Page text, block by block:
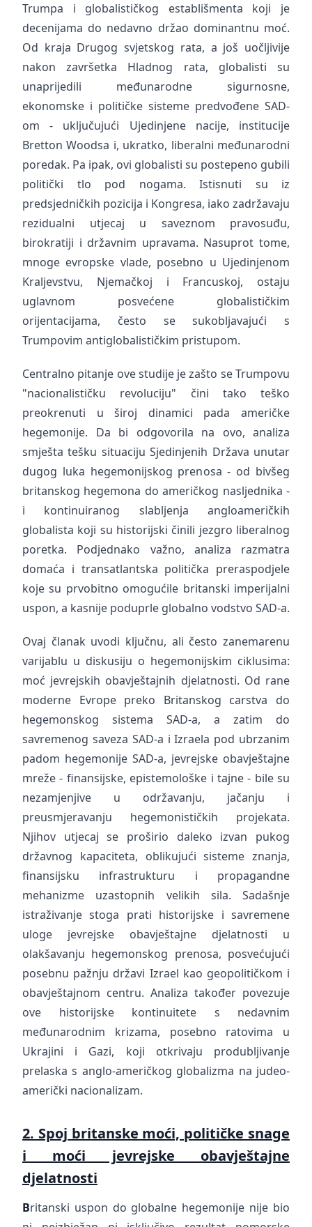
Trumpa i globalističkog establišmenta koji je
decenijama do nedavno držao dominantnu moć.
Od kraja Drugog svjetskog rata, a još uočljivije
nakon završetka Hladnog rata, globalisti su
unaprijedili međunarodne sigurnosne,
ekonomske i političke sisteme predvođene SAD-
om - uključujući Ujedinjene nacije, institucije
Bretton Woodsa i, ukratko, liberalni međunarodni
poredak. Pa ipak, ovi globalisti su postepeno gubili
politički tlo pod nogama. Istisnuti su iz
predsjedničkih pozicija i Kongresa, iako zadržavaju
rezidualni utjecaj u saveznom pravosuđu,
birokratiji i državnim upravama. Nasuprot tome,
mnoge evropske vlade, posebno u Ujedinjenom
Kraljevstvu, Njemačkoj i Francuskoj, ostaju
uglavnom posvećene globalističkim
orijentacijama, često se sukobljavajući s
Trumpovim antiglobalističkim pristupom.
Centralno pitanje ove studije je zašto se Trumpovu
"nacionalističku revoluciju" čini tako teško
preokrenuti u široj dinamici pada američke
hegemonije. Da bi odgovorila na ovo, analiza
smješta tešku situaciju Sjedinjenih Država unutar
dugog luka hegemonijskog prenosa - od bivšeg
britanskog hegemona do američkog nasljednika -
i kontinuiranog slabljenja angloameričkih
globalista koji su historijski činili jezgro liberalnog
poretka. Podjednako važno, analiza razmatra
domaća i transatlantska politička preraspodjele
koje su prvobitno omogućile britanski imperijalni
uspon, a kasnije poduprle globalno vodstvo SAD-a.
Ovaj članak uvodi ključnu, ali često zanemarenu
varijablu u diskusiju o hegemonijskim ciklusima:
moć jevrejskih obavještajnih djelatnosti. Od rane
moderne Evrope preko Britanskog carstva do
hegemonskog sistema SAD-a, a zatim do
savremenog saveza SAD-a i Izraela pod ubrzanim
padom hegemonije SAD-a, jevrejske obavještajne
mreže - finansijske, epistemološke i tajne - bile su
nezamjenjive u održavanju, jačanju i
preusmjeravanju hegemonističkih projekata.
Njihov utjecaj se proširio daleko izvan pukog
državnog kapaciteta, oblikujući sisteme znanja,
finansijsku infrastrukturu i propagandne
mehanizme uzastopnih velikih sila. Sadašnje
istraživanje stoga prati historijske i savremene
uloge jevrejske obavještajne djelatnosti u
olakšavanju hegemonskog prenosa, posvećujući
posebnu pažnju državi Izrael kao geopolitičkom i
obavještajnom centru. Analiza također povezuje
ove historijske kontinuitete s nedavnim
međunarodnim krizama, posebno ratovima u
Ukrajini i Gazi, koji otkrivaju produbljivanje
prelaska s anglo-američkog globalizma na judeo-
američki nacionalizam.
2. Spoj britanske moći, političke snage
i moći jevrejske obavještajne
djelatnosti
Britanski uspon do globalne hegemonije nije bio